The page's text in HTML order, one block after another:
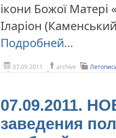
ікони Божої Матері
Іларіон
Подробней…
07.09.2011 archive
07.09.2011.
заведения